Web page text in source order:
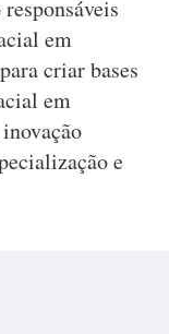
em
criar bases
em
e